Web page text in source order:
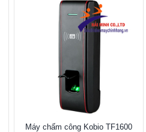
Máy chấm công Kobio TF1600